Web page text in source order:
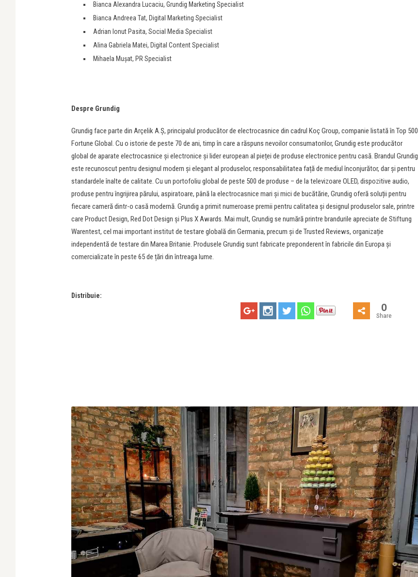
Bianca Alexandra Lucaciu, Grundig Marketing Specialist
Bianca Andreea Tat, Digital Marketing Specialist
Adrian Ionut Pasita, Social Media Specialist
Alina Gabriela Matei, Digital Content Specialist
Mihaela Mușat, PR Specialist
Despre Grundig
Grundig face parte din Arçelik A.Ș, principalul producător de electrocasnice din cadrul Koç Group, companie listată în Top 500
Fortune Global. Cu o istorie de peste 70 de ani, timp în care a răspuns nevoilor consumatorilor, Grundig este producător
global de aparate electrocasnice și electronice și lider european al pieței de produse electronice pentru casă. Brandul Grundig
este recunoscut pentru designul modern și elegant al produselor, responsabilitatea față de mediul înconjurător, dar și pentru
standardele înalte de calitate. Cu un portofoliu global de peste 500 de produse – de la televizoare OLED, dispozitive audio,
produse pentru îngrijirea părului, aspiratoare, până la electrocasnice mari și mici de bucătărie, Grundig oferă soluții pentru
fiecare cameră dintr-o casă modernă. Grundig a primit numeroase premii pentru calitatea și designul produselor sale, printre
care Product Design, Red Dot Design și Plus X Awards. Mai mult, Grundig se numără printre brandurile apreciate de Stiftung
Warentest, cel mai important institut de testare globală din Germania, precum și de Trusted Reviews, organizație
independentă de testare din Marea Britanie. Produsele Grundig sunt fabricate preponderent în fabricile din Europa și
comercializate în peste 65 de țări din întreaga lume.
Distribuie:
0
Share